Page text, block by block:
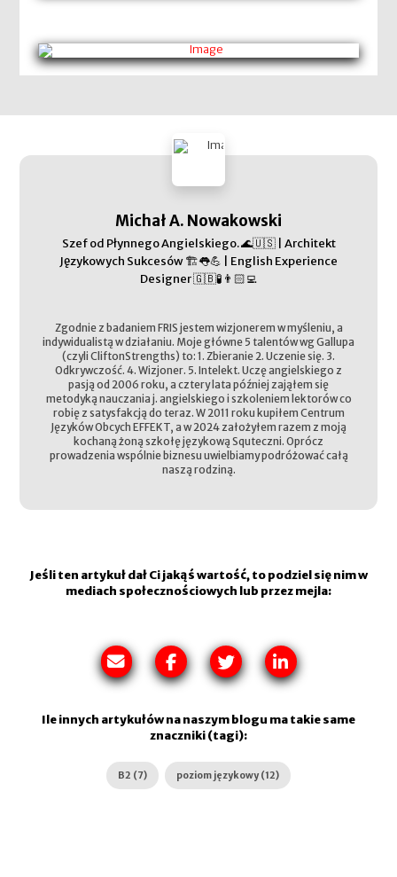
Michał A. Nowakowski
Szef od Płynnego Angielskiego. 🌊🇺🇸 | Architekt
Językowych Sukcesów 🏗️👅💪 | English Experience
Designer 🇬🇧🧪👨🏻‍💻
Zgodnie z badaniem FRIS jestem wizjonerem w myśleniu, a
indywidualistą w działaniu. Moje główne 5 talentów wg Gallupa
(czyli CliftonStrengths) to: 1. Zbieranie 2. Uczenie się. 3.
Odkrywczość. 4. Wizjoner. 5. Intelekt. Uczę angielskiego z
pasją od 2006 roku, a cztery lata później zająłem się
metodyką nauczania j. angielskiego i szkoleniem lektorów co
robię z satysfakcją do teraz. W 2011 roku kupiłem Centrum
Języków Obcych EFFEKT, a w 2024 założyłem razem z moją
kochaną żoną szkołę językową Squteczni. Oprócz
prowadzenia wspólnie biznesu uwielbiamy podróżować całą
naszą rodziną.
Jeśli ten artykuł dał Ci jakąś wartość, to podziel się nim w
mediach społecznościowych lub przez mejla:
Ile innych artykułów na naszym blogu ma takie same
znaczniki (tagi):
B2 (7) poziom językowy (12)